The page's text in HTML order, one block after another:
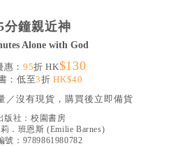
分鐘親近神
Alone with God
： 95折 HK$130
：低至3折HK$40
／沒有現貨，購買後立即備貨
版社： 校園書房
．班恩斯 (Emilie Barnes)
號：9789861980782